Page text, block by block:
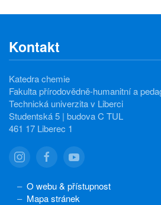
Kontakt
Katedra chemie
Fakulta přírodovědně-humanitní a
Technická univerzita v Liberci
Studentská 5 | budova C TUL
461 17 Liberec 1
O webu & přístupnost
Mapa stránek